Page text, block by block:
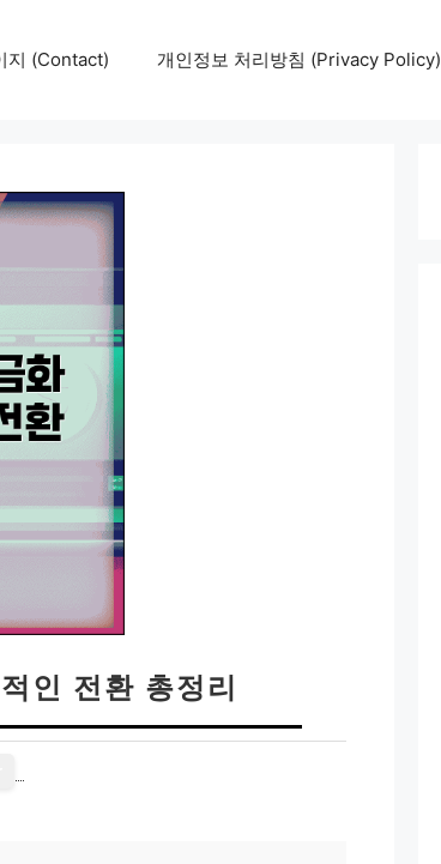
지 (Contact) 개인정보 처리방침 (Privacy Policy)
인 전환 총정리